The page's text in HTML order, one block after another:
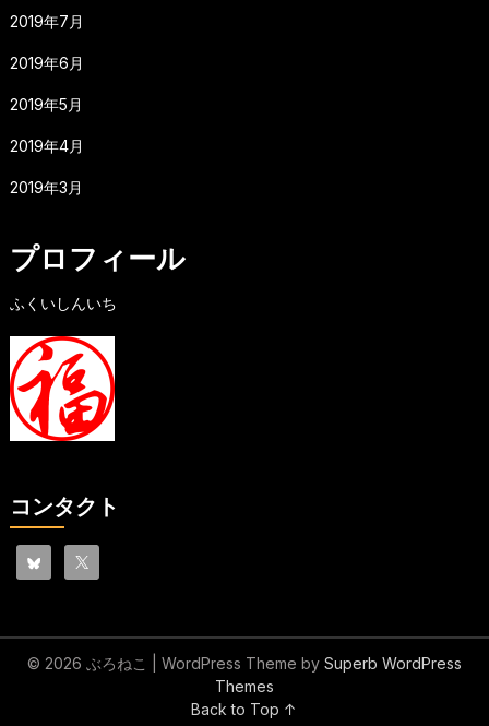
2019年7月
2019年6月
2019年5月
2019年4月
2019年3月
プロフィール
ふくいしんいち
コンタクト
© 2026 ぶろねこ | WordPress Theme by Superb WordPress
Themes
Back to Top ↑